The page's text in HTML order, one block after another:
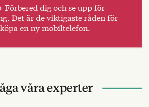
Förbered dig och se upp för
Det är de viktigaste råden för
en ny mobiltelefon.
våra experter